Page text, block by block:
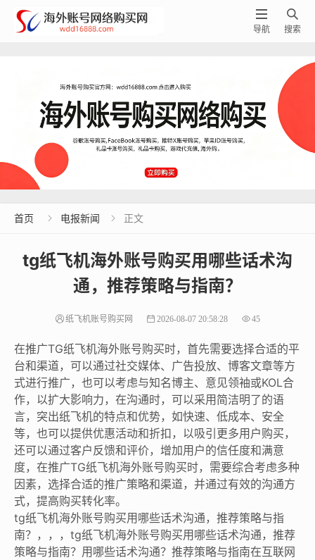

搜索

导航
首页  电报新闻  正文
tg纸飞机海外账号购买用哪些话术沟
通，推荐策略与指南？
纸飞机账号购买网 2026-08-07 20:58:28 45
在推广TG纸飞机海外账号购买时，首先需要选择合适的平
台和渠道，可以通过社交媒体、广告投放、博客文章等方
式进行推广，也可以考虑与知名博主、意见领袖或KOL合
作，以扩大影响力，在沟通时，可以采用简洁明了的语
言，突出纸飞机的特点和优势，如快速、低成本、安全
等，也可以提供优惠活动和折扣，以吸引更多用户购买，
还可以通过客户反馈和评价，增加用户的信任度和满意
度，在推广TG纸飞机海外账号购买时，需要综合考虑多种
因素，选择合适的推广策略和渠道，并通过有效的沟通方
式，提高购买转化率。
tg纸飞机海外账号购买用哪些话术沟通，推荐策略与指
南？，，，tg纸飞机海外账号购买用哪些话术沟通，推荐
策略与指南？用哪些话术沟通？推荐策略与指南在互联网